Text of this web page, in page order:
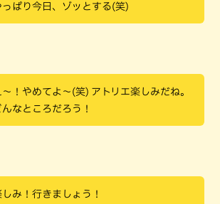
っぱり今日、ゾッとする(笑)
～！やめてよ～(笑) アトリエ楽しみだね。
んなところだろう！
しみ！行きましょう！